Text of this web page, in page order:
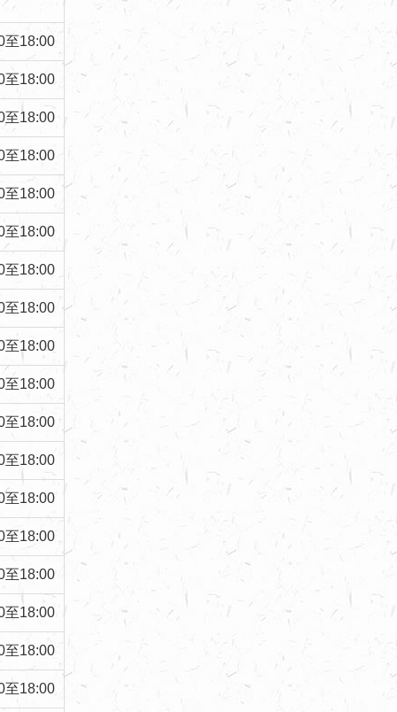
至18:00
至18:00
至18:00
至18:00
至18:00
至18:00
至18:00
至18:00
至18:00
至18:00
至18:00
至18:00
至18:00
至18:00
至18:00
至18:00
至18:00
至18:00